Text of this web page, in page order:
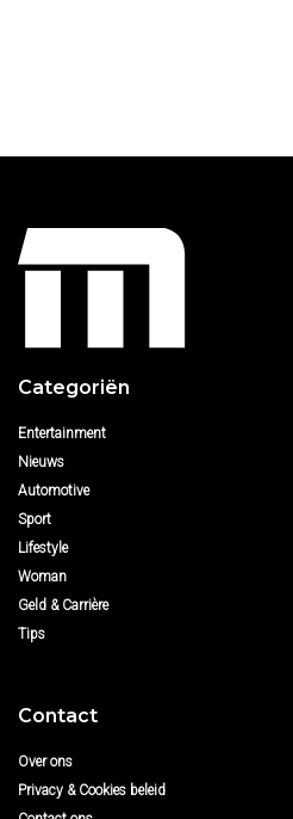
Categoriën
Entertainment
Nieuws
Automotive
Sport
Lifestyle
Woman
Geld & Carrière
Tips
Contact
Over ons
Privacy & Cookies beleid